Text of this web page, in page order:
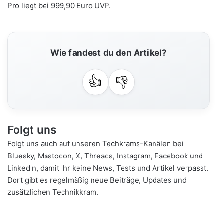
Pro liegt bei 999,90 Euro UVP.
Wie fandest du den Artikel?
👍 👎
Folgt uns
Folgt uns auch auf unseren Techkrams-Kanälen bei
Bluesky, Mastodon, X, Threads, Instagram, Facebook und
LinkedIn, damit ihr keine News, Tests und Artikel verpasst.
Dort gibt es regelmäßig neue Beiträge, Updates und
zusätzlichen Technikkram.